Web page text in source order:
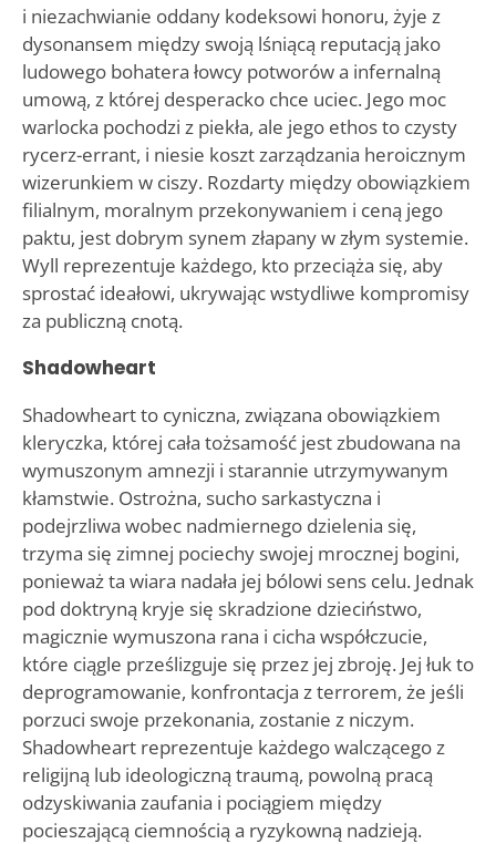
i niezachwianie oddany kodeksowi honoru, żyje z
dysonansem między swoją lśniącą reputacją jako
ludowego bohatera łowcy potworów a infernalną
umową, z której desperacko chce uciec. Jego moc
warlocka pochodzi z piekła, ale jego ethos to czysty
rycerz-errant, i niesie koszt zarządzania heroicznym
wizerunkiem w ciszy. Rozdarty między obowiązkiem
filialnym, moralnym przekonywaniem i ceną jego
paktu, jest dobrym synem złapany w złym systemie.
Wyll reprezentuje każdego, kto przeciąża się, aby
sprostać ideałowi, ukrywając wstydliwe kompromisy
za publiczną cnotą.
Shadowheart
Shadowheart to cyniczna, związana obowiązkiem
kleryczka, której cała tożsamość jest zbudowana na
wymuszonym amnezji i starannie utrzymywanym
kłamstwie. Ostrożna, sucho sarkastyczna i
podejrzliwa wobec nadmiernego dzielenia się,
trzyma się zimnej pociechy swojej mrocznej bogini,
ponieważ ta wiara nadała jej bólowi sens celu. Jednak
pod doktryną kryje się skradzione dzieciństwo,
magicznie wymuszona rana i cicha współczucie,
które ciągle prześlizguje się przez jej zbroję. Jej łuk to
deprogramowanie, konfrontacja z terrorem, że jeśli
porzuci swoje przekonania, zostanie z niczym.
Shadowheart reprezentuje każdego walczącego z
religijną lub ideologiczną traumą, powolną pracą
odzyskiwania zaufania i pociągiem między
pocieszającą ciemnością a ryzykowną nadzieją.